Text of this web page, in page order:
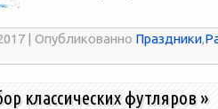
| Опубликованно Праздники,
классических футляров»